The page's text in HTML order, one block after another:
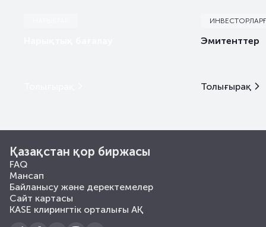
Эмитенттер
Толығырақ
Қазақстан қор биржасы
FAQ
Мансап
Байланысу және деректемелер
Сайт картасы
KASE клирингтік орталығы АҚ